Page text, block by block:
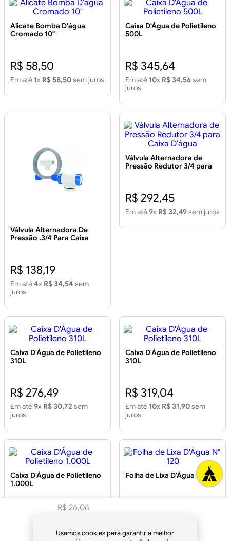
Usamos cookies para garantir a melhor
R$ 26,06
Alicate Bomba D'água
Cromado 10"
R$ 58,50
Em até 1x R$ 58,50sem juros
Caixa D'Água de Polietileno
500L
R$ 345,64
Em até 10x R$ 34,56sem
juros
Válvula Alternadora De
Pressão .3/4 Para Caixa
R$ 138,19
Em até4x R$ 34,54 sem
juros
Válvula Alternadora de
Pressão Redutor 3/4 para
R$ 292,45
Em até9x R$ 32,49sem juros
Caixa D'Água de Polietileno
310L
R$ 276,49
Em até9x R$ 30,72 sem
juros
Caixa D'Água de Polietileno
310L
R$ 319,04
Em até 10x R$ 31,90sem
juros
Caixa D'Água de Polietileno
1.000L
R$ 46,79
Folha de Lixa D'Água N° 120
Em até R$ 2,23